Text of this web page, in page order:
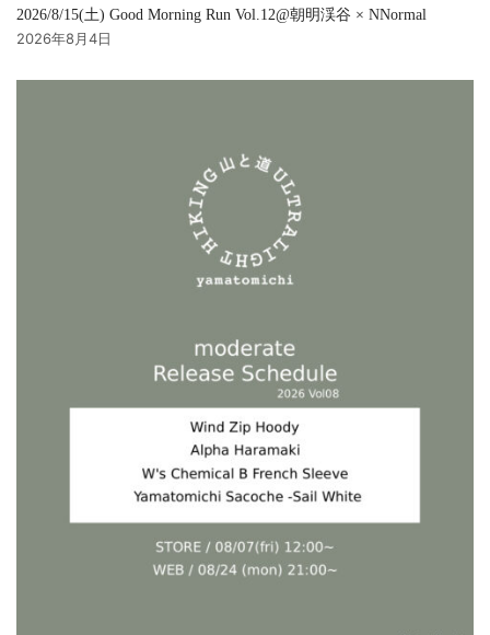
2026/8/15(土) Good Morning Run Vol.12@朝明渓谷 × NNormal
2026年8月4日